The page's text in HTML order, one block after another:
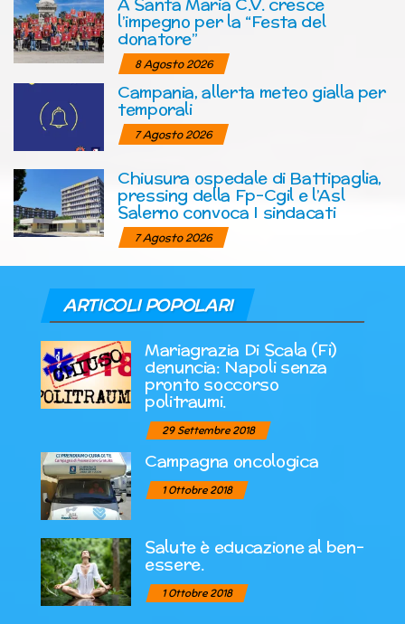
l’impegno per la “Festa del
donatore”
8 Agosto 2026
Campania, allerta meteo gialla per
temporali
7 Agosto 2026
Chiusura ospedale di Battipaglia,
pressing della Fp-Cgil e l’Asl
Salerno convoca I sindacati
7 Agosto 2026
ARTICOLI POPOLARI
Mariagrazia Di Scala (Fi)
denuncia: Napoli senza
pronto soccorso
politraumi.
29 Settembre 2018
Campagna oncologica
1 Ottobre 2018
Salute è educazione al ben-
essere.
1 Ottobre 2018